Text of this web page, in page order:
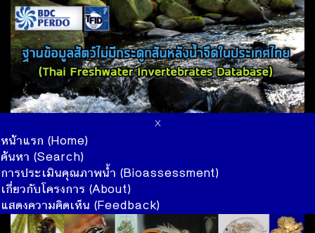
x
หน้าแรก (Home)
ค้นหา (Search)
การประเมินคุณภาพน้ำ (Bioassessment)
เกี่ยวกับโครงการ (About)
แสดงความคิดเห็น (Feedback)